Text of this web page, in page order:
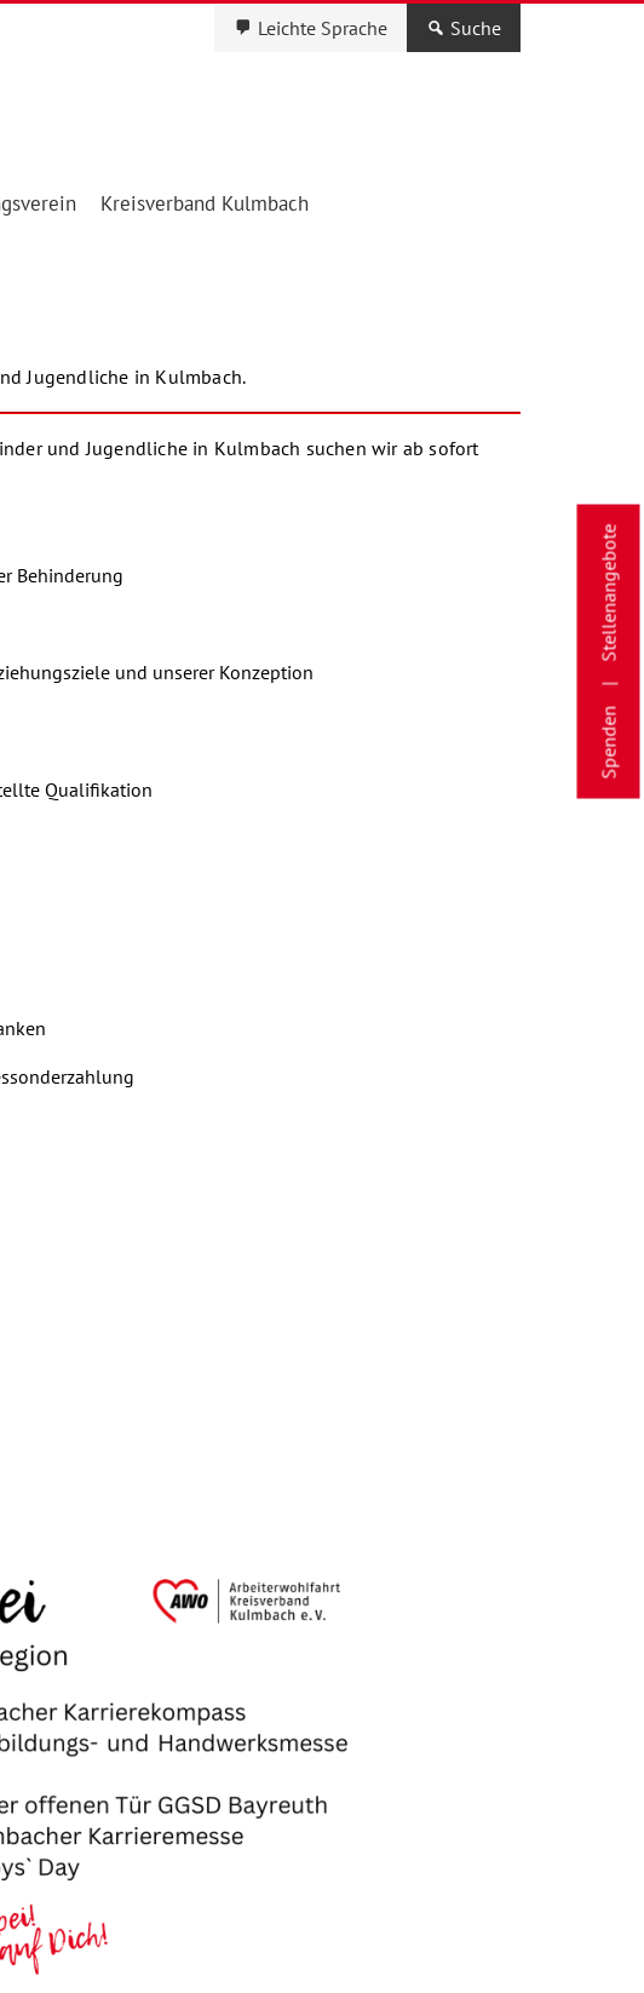
Leichte Sprache Suche
Kreisverband Kulmbach
Jugendliche in Kulmbach.
und Jugendliche in Kulmbach suchen wir ab sofort
Behinderung
und unserer Konzeption
Qualifikation
Spenden
Stellenangebote